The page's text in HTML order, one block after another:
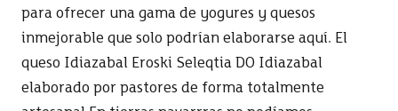
para ofrecer una gama de yogures y quesos
inmejorable que solo podrían elaborarse aquí. El
queso Idiazabal Eroski Seleqtia DO Idiazabal
elaborado por pastores de forma totalmente